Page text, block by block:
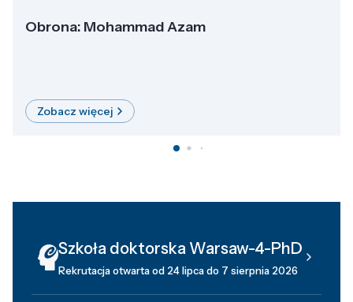
Obrona: Mohammad Azam
Zobacz więcej
Szkoła doktorska Warsaw-4-PhD
Rekrutacja otwarta od 24 lipca do 7 sierpnia 2026